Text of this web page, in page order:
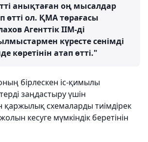
анықтаған оң мысалдар
өтті ол. ҚМА төрағасы
Агенттік ІІМ-ді
күресте сенімді
көретінін атап өтті."
бірлескен іс-қимылы
заңдастыру үшін
схемаларды тиімдірек
кесуге мүмкіндік беретінін